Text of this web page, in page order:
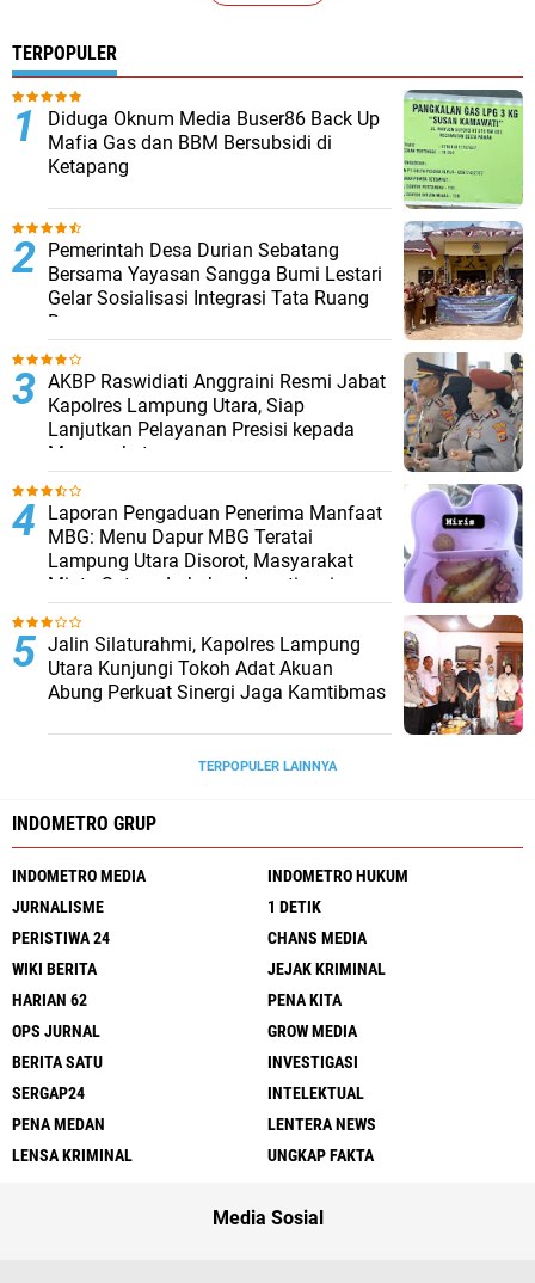
TERPOPULER
Diduga Oknum Media Buser86 Back Up
Mafia Gas dan BBM Bersubsidi di
Ketapang
Pemerintah Desa Durian Sebatang
Bersama Yayasan Sangga Bumi Lestari
Gelar Sosialisasi Integrasi Tata Ruang
Desa
AKBP Raswidiati Anggraini Resmi Jabat
Kapolres Lampung Utara, Siap
Lanjutkan Pelayanan Presisi kepada
Masyarakat
Laporan Pengaduan Penerima Manfaat
MBG: Menu Dapur MBG Teratai
Lampung Utara Disorot, Masyarakat
Minta Satgas Lakukan Investigasi
Jalin Silaturahmi, Kapolres Lampung
Utara Kunjungi Tokoh Adat Akuan
Abung Perkuat Sinergi Jaga Kamtibmas
TERPOPULER LAINNYA
INDOMETRO GRUP
INDOMETRO MEDIA
INDOMETRO HUKUM
JURNALISME
1 DETIK
PERISTIWA 24
CHANS MEDIA
WIKI BERITA
JEJAK KRIMINAL
HARIAN 62
PENA KITA
OPS JURNAL
GROW MEDIA
BERITA SATU
INVESTIGASI
SERGAP24
INTELEKTUAL
PENA MEDAN
LENTERA NEWS
LENSA KRIMINAL
UNGKAP FAKTA
Media Sosial